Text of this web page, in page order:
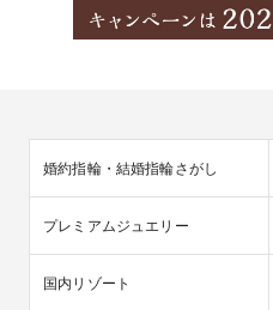
婚約指輪・結婚指輪さがし
プレミアムジュエリー
国内リゾート